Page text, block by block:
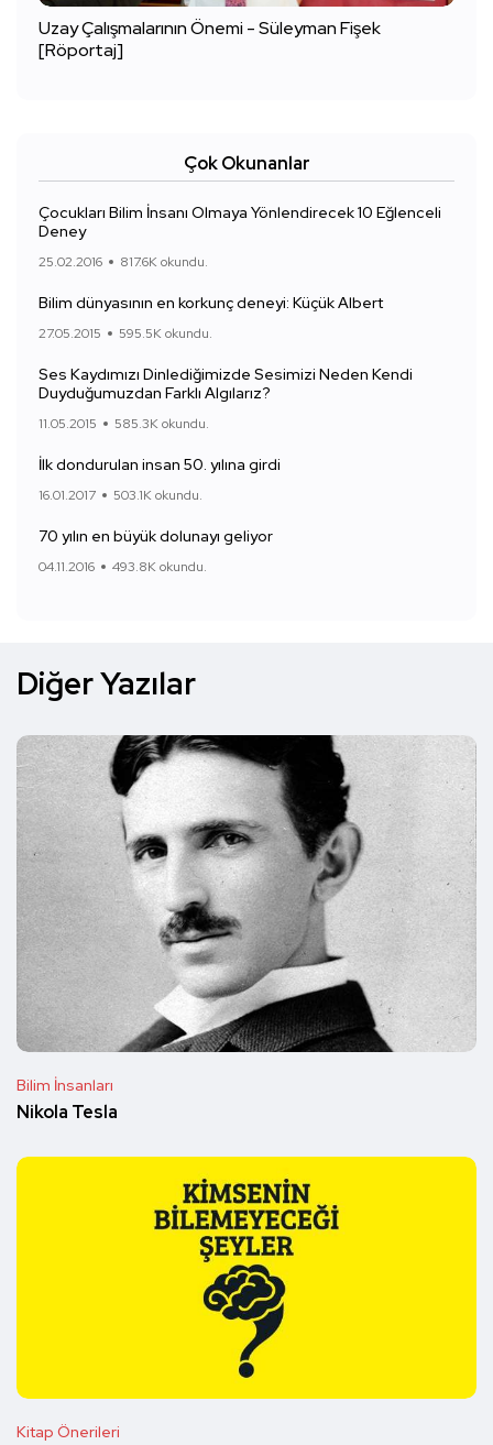
Uzay Çalışmalarının Önemi - Süleyman Fişek
[Röportaj]
Çok Okunanlar
Çocukları Bilim İnsanı Olmaya Yönlendirecek 10 Eğlenceli
Deney
25.02.2016 817.6K okundu.
Bilim dünyasının en korkunç deneyi: Küçük Albert
27.05.2015 595.5K okundu.
Ses Kaydımızı Dinlediğimizde Sesimizi Neden Kendi
Duyduğumuzdan Farklı Algılarız?
11.05.2015 585.3K okundu.
İlk dondurulan insan 50. yılına girdi
16.01.2017 503.1K okundu.
70 yılın en büyük dolunayı geliyor
04.11.2016 493.8K okundu.
Diğer Yazılar
Bilim İnsanları
Nikola Tesla
Kitap Önerileri